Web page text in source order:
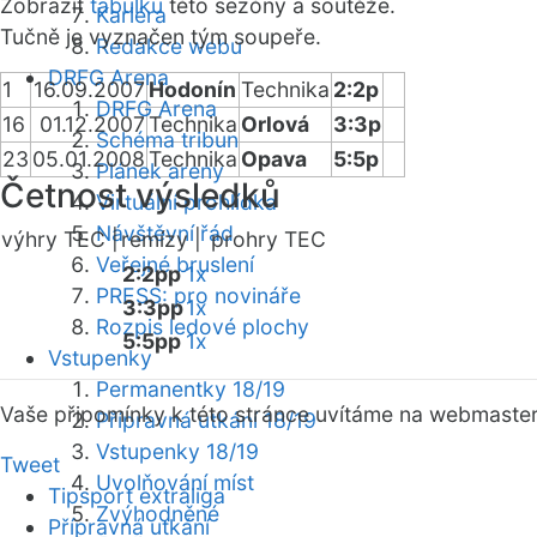
Kariéra
Redakce webu
DRFG Arena
DRFG Arena
Schéma tribun
Plánek areny
Virtuální prohlídka
Návštěvní řád
Veřejné bruslení
PRESS: pro novináře
Rozpis ledové plochy
Vstupenky
Permanentky 18/19
Přípravná utkání 18/19
Vstupenky 18/19
Uvolňování míst
Zvýhodněné
Zobrazit tabulku této sezóny a soutěže.
Tučně je vyznačen tým soupeře.
1 16.09.2007 Hodonín Technika 2:2p
16
01.12.2007Technika Orlová
3:3p
23 05.01.2008Technika Opava 5:5p
Četnost výsledků
výhry TEC |remízy |
prohry TEC
2:2pp1x
3:3pp1x
5:5pp 1x
Vaše připomínky k této stránce uvítáme na webmaster
Tweet
Tipsport extraliga
Přípravná utkání